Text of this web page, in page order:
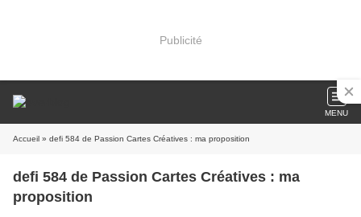
Publicité
MENU
Accueil » defi 584 de Passion Cartes Créatives : ma proposition
defi 584 de Passion Cartes Créatives : ma
proposition